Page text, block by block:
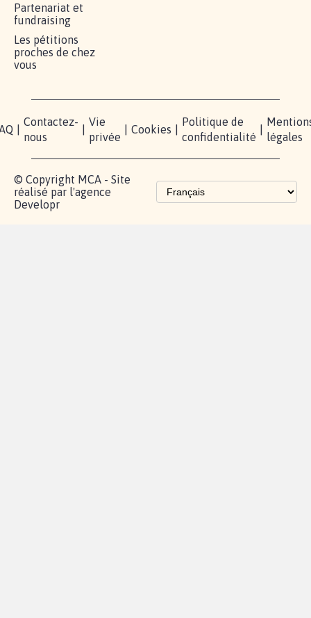
Partenariat et
fundraising
Les pétitions
proches de chez
vous
Contactez-
nous
Vie
privée
Cookies
Politique de
confidentialité
légales
© Copyright MCA - Site
réalisé par l'agence
Developr